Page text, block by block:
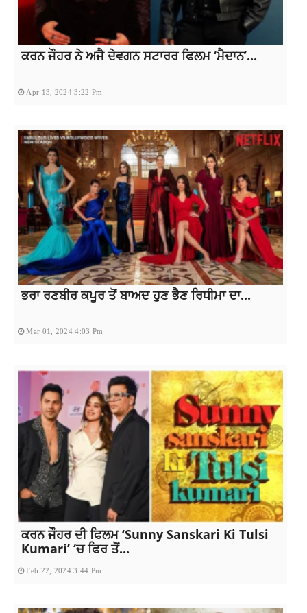
ਕਰਨ ਜੌਹਰ ਨੇ ਅਜੈ ਦੇਵਗਨ ਸਟਾਰਰ ਫਿਲਮ ‘ਮੈਦਾਨ’...
Apr 13, 2024 3:22 Pm
ਭਰਾ ਰਣਬੀਰ ਕਪੂਰ ਤੋਂ ਬਾਅਦ ਹੁਣ ਭੈਣ ਰਿਧੀਮਾ ਦਾ...
Mar 01, 2024 4:03 Pm
ਕਰਨ ਜੌਹਰ ਦੀ ਫਿਲਮ ‘Sunny Sanskari Ki Tulsi
Kumari’ ‘ਚ ਫਿਰ ਤੋਂ...
Feb 22, 2024 3:44 Pm